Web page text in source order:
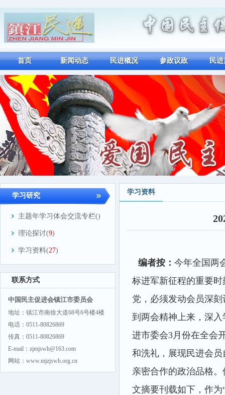
首页 新闻动态 民进概况 参政议政 民进
学习研究
主题年学习体会交流专栏()
理论探讨(9)
学习资料(27)
联系方式
中国民主促进会镇江市委员会
地址：镇江市南徐大道68号6号楼4楼
电话：0511-80826869
传真：0511-80826869
E-mail：zjmjswh@163.com
网站：www.mjzjswh.org.cn
学习资料
编者按： 今年全国两
标进军新征程的重要
党，必须发动会员深
到两会精神上来，深
进市委会3月份在全会
和洗礼，展现民进会
亲密合作的政治品格
文摘要刊载如下，作